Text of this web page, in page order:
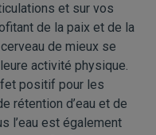
et sur vos
de la paix et de la
de mieux se
activité physique.
positif pour les
rétention d’eau et de
l’eau est également